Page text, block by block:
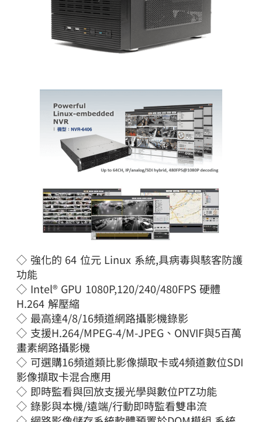
◇ 強化的 64 位元 Linux 系統,具病毒與駭客防護
功能
◇ Intel® GPU 1080P,120/240/480FPS 硬體
H.264 解壓縮
◇ 最高達4/8/16頻道網路攝影機錄影
◇ 支援H.264/MPEG-4/M-JPEG、ONVIF與5百萬
畫素網路攝影機
◇ 可選購16頻道類比影像擷取卡或4頻道數位SDI
影像擷取卡混合應用
◇ 即時監看與回放支援光學與數位PTZ功能
◇ 錄影與本機/遠端/行動即時監看雙串流